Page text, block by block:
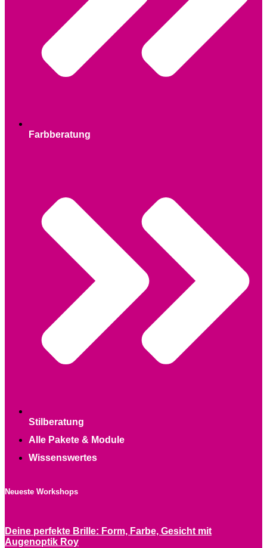
Farbberatung
Stilberatung
Alle Pakete & Module
Wissenswertes
Neueste Workshops
Deine perfekte Brille: Form, Farbe, Gesicht mit
Augenoptik Roy